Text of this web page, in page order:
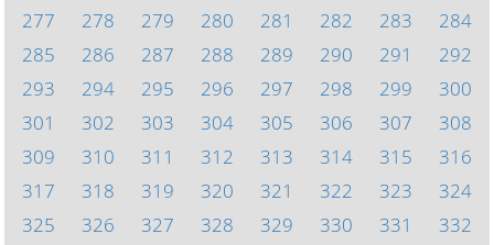
277
278 279 280 281 282 283
284
285
286 287 288 289 290 291
292
293
294 295 296 297 298 299
300
301
302 303 304 305 306 307
308
309
310 311 312 313 314 315
316
317
318 319 320 321 322 323
324
325
326 327 328 329 330 331
332